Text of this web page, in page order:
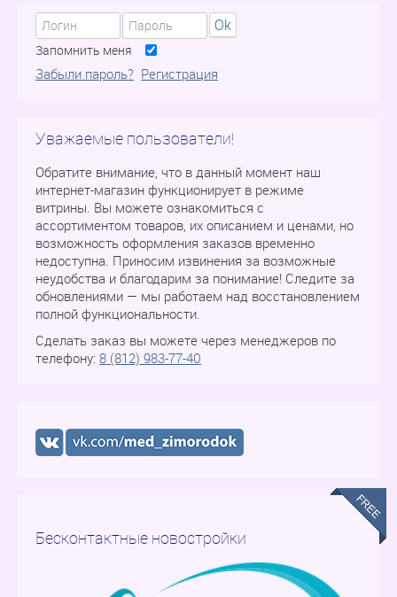
Ok
Запомнить меня
Забыли пароль? Регистрация
Уважаемые пользователи!
Обратите внимание, что в данный момент наш
интернет-магазин функционирует в режиме
витрины. Вы можете ознакомиться с
ассортиментом товаров, их описанием и ценами, но
возможность оформления заказов временно
недоступна. Приносим извинения за возможные
неудобства и благодарим за понимание! Следите за
обновлениями — мы работаем над восстановлением
полной функциональности.
Сделать заказ вы можете через менеджеров по
телефону: 8 (812) 983-77-40
Бесконтактные новостройки